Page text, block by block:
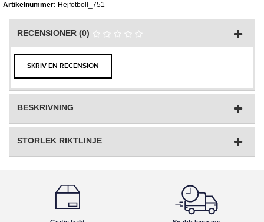
Artikelnummer: Hejfotboll_751
RECENSIONER (0)
SKRIV EN RECENSION
BESKRIVNING
STORLEK RIKTLINJE